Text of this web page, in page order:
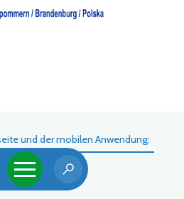
und der mobilen Anwendung: